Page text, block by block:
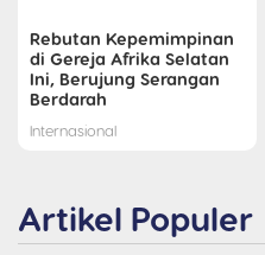
Rebutan Kepemimpinan
di Gereja Afrika Selatan
Ini, Berujung Serangan
Berdarah
Internasional
Artikel Populer